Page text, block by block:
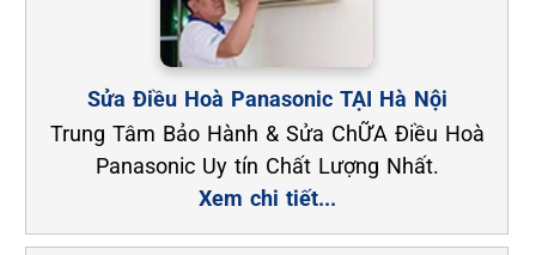
Sửa Điều Hoà Panasonic TẠI Hà Nội
Trung Tâm Bảo Hành & Sửa ChỮA Điều Hoà
Panasonic Uy tín Chất Lượng Nhất.
Xem chi tiết...